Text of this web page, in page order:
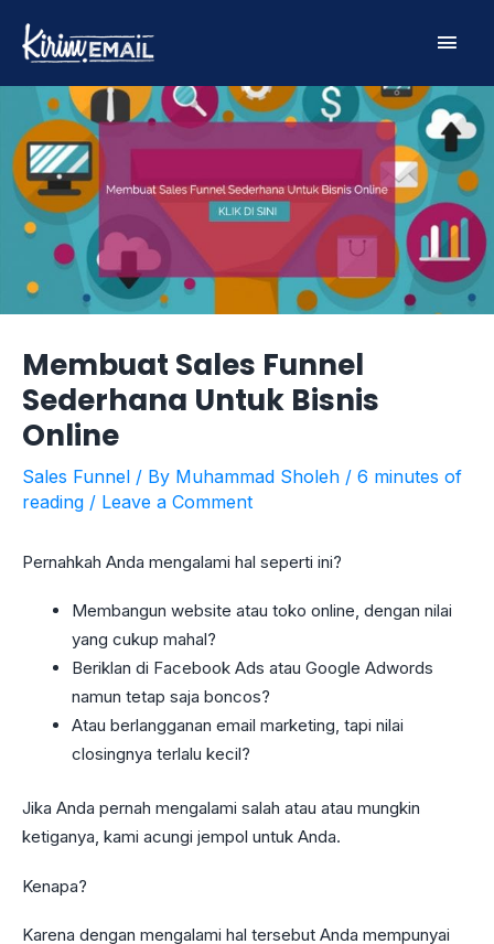
content
Main
Membuat Sales Funnel
Sederhana Untuk Bisnis
Online
Sales Funnel / By Muhammad Sholeh / 6 minutes of
reading / Leave a Comment
Pernahkah Anda mengalami hal seperti ini?
Membangun website atau toko online, dengan nilai
yang cukup mahal?
Beriklan di Facebook Ads atau Google Adwords
namun tetap saja boncos?
Atau berlangganan email marketing, tapi nilai
closingnya terlalu kecil?
Jika Anda pernah mengalami salah atau atau mungkin
ketiganya, kami acungi jempol untuk Anda.
Kenapa?
Karena dengan mengalami hal tersebut Anda mempunyai